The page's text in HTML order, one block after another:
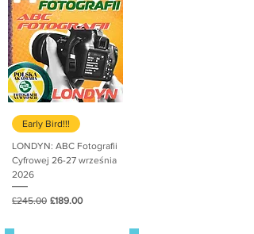
Early Bird!!!
LONDYN: ABC Fotografii
Cyfrowej 26-27 września
2026
Regular Price
£245.00 Sale Price
£189.00